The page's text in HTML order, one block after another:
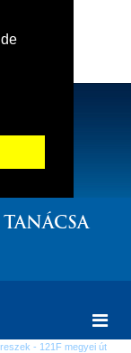
- 121F megyei út